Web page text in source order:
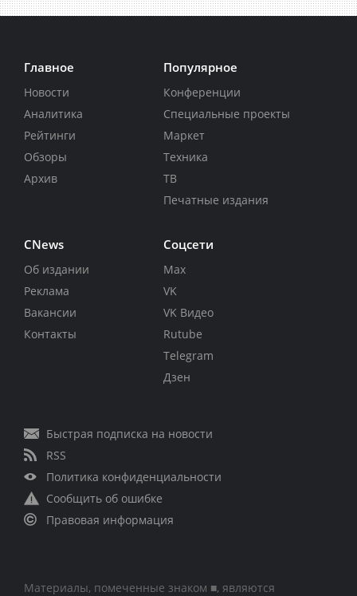
Главное
Новости
Аналитика
Рейтинги
Обзоры
Архив
Популярное
Конференции
Специальные проекты
Маркет
Техника
ТВ
Печатные издания
CNews
Об издании
Реклама
Вакансии
Контакты
Соцсети
Max
VK
VK Видео
Rutube
Telegram
Дзен
Быстрая подписка на новости
RSS
Политика конфиденциальности
Сообщить об ошибке
Правовая информация
Материалы, помеченные знаком ■, являются